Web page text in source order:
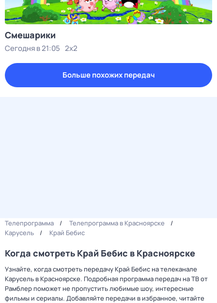
Смешарики
Сегодня в 21:05 2x2
Больше похожих передач
Телепрограмма
Телепрограмма в Красноярске
Карусель
Край Бебис
Когда смотреть Край Бебис в Красноярске
Узнайте, когда смотреть передачу Край Бебис на телеканале
Карусель в Красноярске. Подробная программа передач на ТВ от
Рамблер поможет не пропустить любимые шоу, интересные
фильмы и сериалы. Добавляйте передачи в избранное, читайте